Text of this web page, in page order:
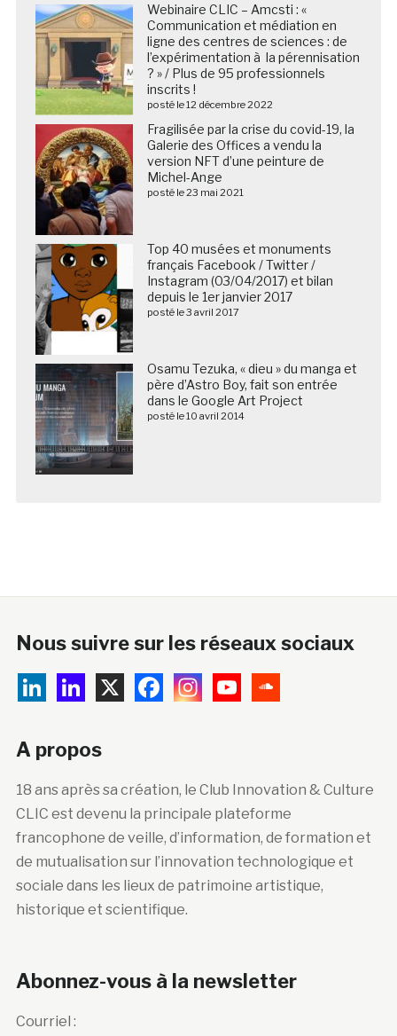
Webinaire CLIC – Amcsti : «
Communication et médiation en
ligne des centres de sciences : de
l’expérimentation à la pérennisation
? » / Plus de 95 professionnels
inscrits !
posté le 12 décembre 2022
Fragilisée par la crise du covid-19, la
Galerie des Offices a vendu la
version NFT d’une peinture de
Michel-Ange
posté le 23 mai 2021
Top 40 musées et monuments
français Facebook / Twitter /
Instagram (03/04/2017) et bilan
depuis le 1er janvier 2017
posté le 3 avril 2017
Osamu Tezuka, « dieu » du manga et
père d’Astro Boy, fait son entrée
dans le Google Art Project
posté le 10 avril 2014
Nous suivre sur les réseaux sociaux
A propos
18 ans après sa création, le Club Innovation & Culture
CLIC est devenu la principale plateforme
francophone de veille, d’information, de formation et
de mutualisation sur l’innovation technologique et
sociale dans les lieux de patrimoine artistique,
historique et scientifique.
Abonnez-vous à la newsletter
Courriel :